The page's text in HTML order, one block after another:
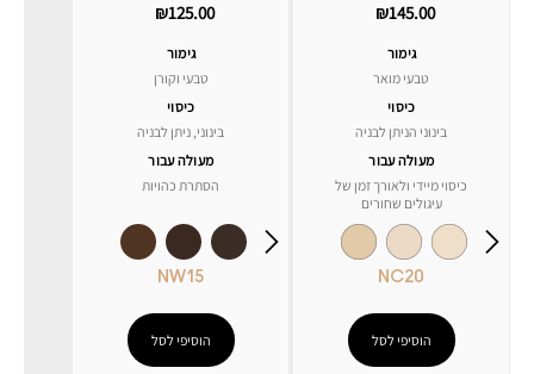
₪125.00
גימור
טבעי וקורן
כיסוי
בינוני, ניתן לבניה
מעולה עבור
הסתרת כהויות
NW15
הוסיפי לסל
₪145.00
גימור
טבעי מואר
כיסוי
בינוני הניתן לבניה
מעולה עבור
כיסוי מיידי ולאורך זמן של
עיגולים שחורים
NC20
הוסיפי לסל